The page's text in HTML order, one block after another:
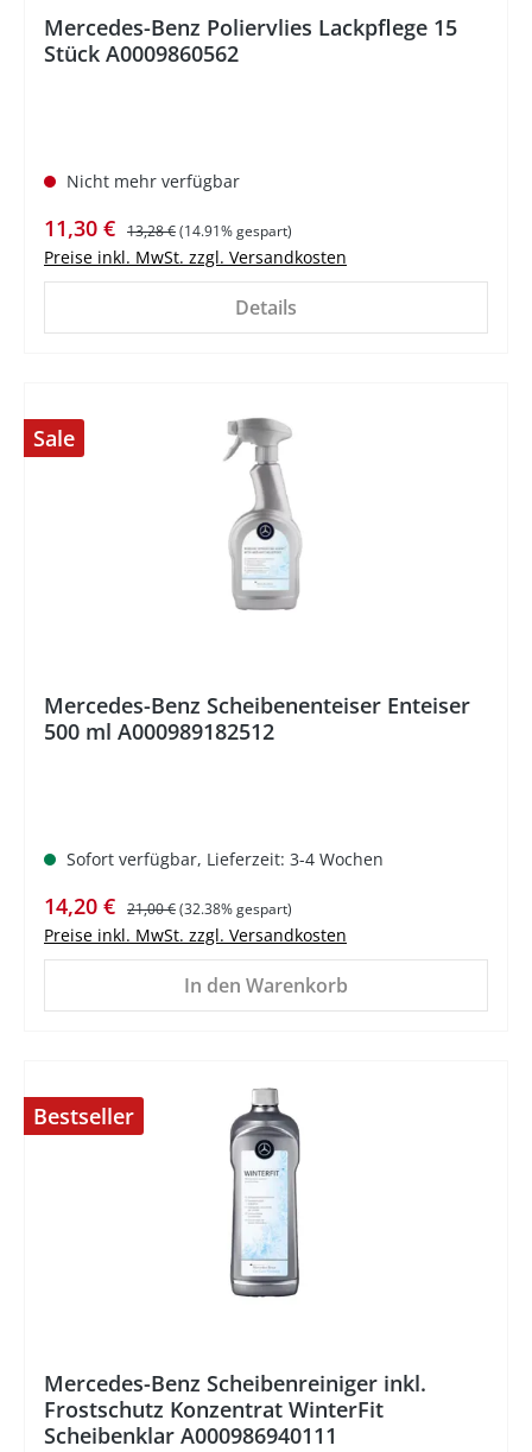
Mercedes-Benz Poliervlies Lackpflege 15
Stück A0009860562
Nicht mehr verfügbar
Verkaufspreis:
11,30 € Regulärer Preis:
13,28 €(14.91% gespart)
Preise inkl. MwSt. zzgl. Versandkosten
Details
Sale
Mercedes-Benz Scheibenenteiser Enteiser
500 ml A000989182512
Sofort verfügbar, Lieferzeit: 3-4 Wochen
Verkaufspreis:
14,20 € Regulärer Preis:
21,00 €(32.38% gespart)
Preise inkl. MwSt. zzgl. Versandkosten
In den Warenkorb
Bestseller
Mercedes-Benz Scheibenreiniger inkl.
Frostschutz Konzentrat WinterFit
Scheibenklar A000986940111